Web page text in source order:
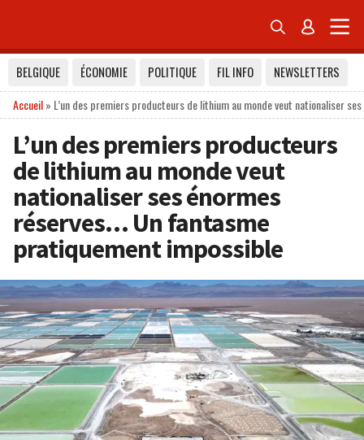
 
BELGIQUE ÉCONOMIE POLITIQUE FIL INFO
NEWSLETTERS
Accueil» L’un des premiers producteurs de lithium au monde veut nationaliser
L’un des premiers producteurs
de lithium au monde veut
nationaliser ses énormes
réserves… Un fantasme
pratiquement impossible